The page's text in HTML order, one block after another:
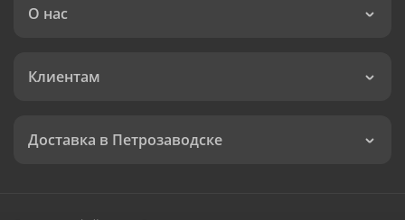
О нас
Клиентам
Доставка в Петрозаводске